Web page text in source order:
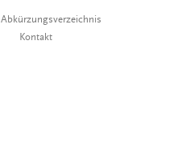
Abkürzungsverzeichnis
Kontakt